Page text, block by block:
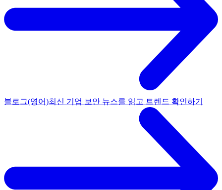
블로그(영어)최신 기업 보안 뉴스를 읽고 트렌드 확인하기